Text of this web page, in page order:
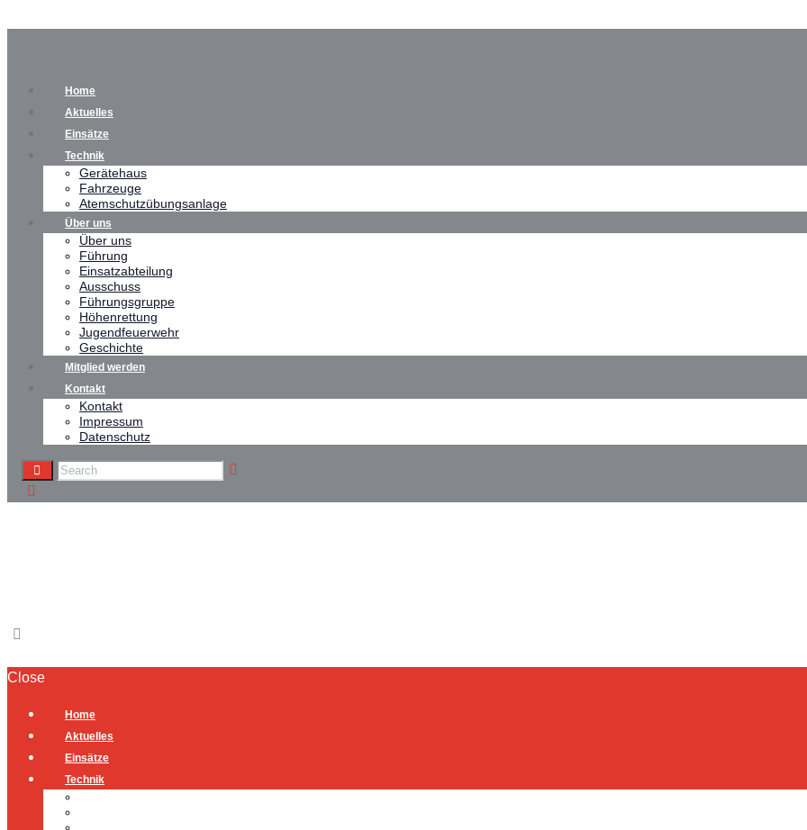
Home
Aktuelles
Einsätze
Technik
Gerätehaus
Fahrzeuge
Atemschutzübungsanlage
Über uns
Über uns
Führung
Einsatzabteilung
Ausschuss
Führungsgruppe
Höhenrettung
Jugendfeuerwehr
Geschichte
Mitglied werden
Kontakt
Kontakt
Impressum
Datenschutz
Close
Home
Aktuelles
Einsätze
Technik